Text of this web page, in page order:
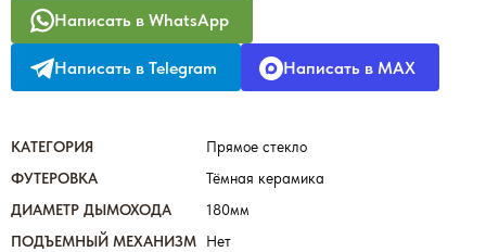
Написать в WhatsApp
Написать в Telegram Написать в MAX
КАТЕГОРИЯ
Прямое стекло
ФУТЕРОВКА
Тёмная керамика
ДИАМЕТР ДЫМОХОДА
180мм
ПОДЪЕМНЫЙ МЕХАНИЗМ
Нет